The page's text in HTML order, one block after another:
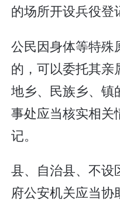
的场所开设兵役登
公民因身体等特殊
的，可以委托其亲
地乡、民族乡、镇
事处应当核实相关
记。
县、自治县、不设
府公安机关应当